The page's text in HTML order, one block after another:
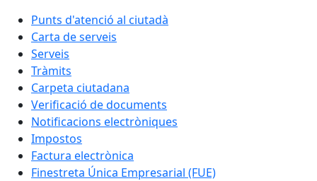
Punts d'atenció al ciutadà
Carta de serveis
Serveis
Tràmits
Carpeta ciutadana
Verificació de documents
Notificacions electròniques
Impostos
Factura electrònica
Finestreta Única Empresarial (FUE)